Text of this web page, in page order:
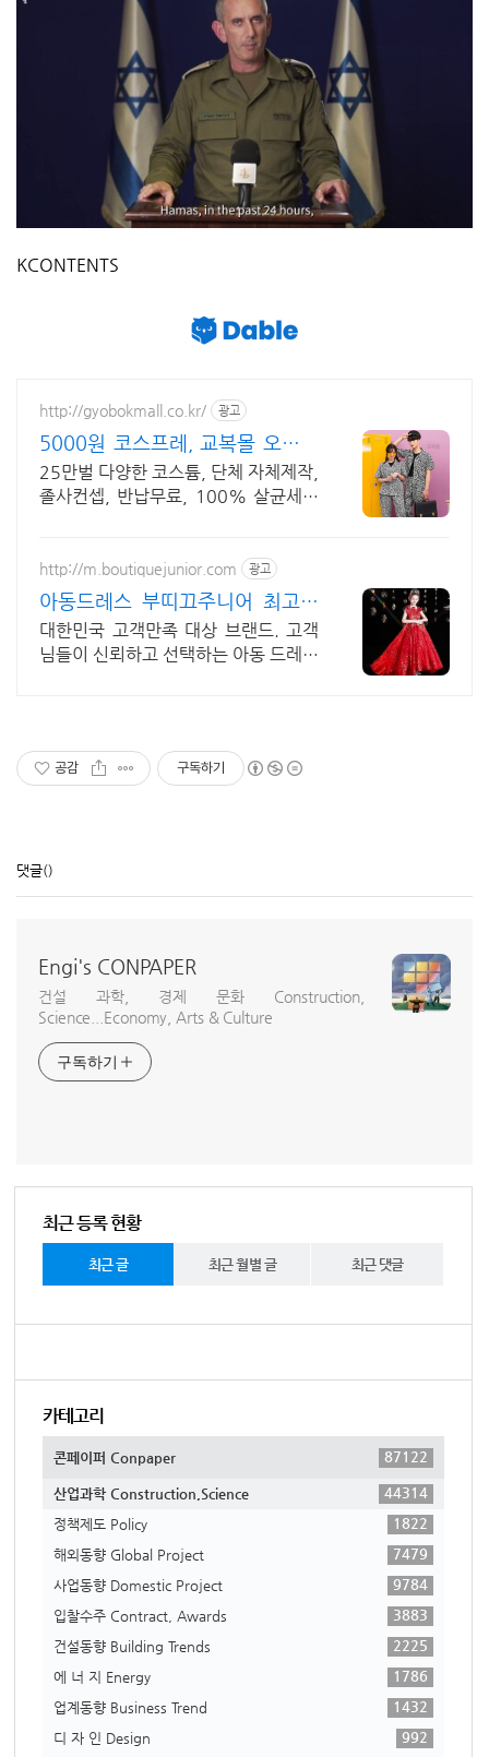
KCONTENTS
http://gyobokmall.co.kr/ 광고
5000원 코스프레, 교복몰 오늘배
송 당일도착 택배대여
25만벌 다양한 코스튬, 단체 자체제작,
졸사컨셉, 반납무료, 100% 살균세탁
료
http://m.boutiquejunior.com 광고
아동드레스 부띠끄주니어 최고의
만족, 최고의 퀄리티
대한민국 고객만족 대상 브랜드. 고객
님들이 신뢰하고 선택하는 아동 드레스
공감 구독하기
댓글()
Engi's CONPAPER
건설 과학, 경제 문화 Construction,
Science...Economy, Arts & Culture
구독하기
최근 등록 현황
최근 글 최근 월별 글 최근 댓글
카테고리
콘페이퍼 Conpaper 87122
산업과학 Construction,Science
44314
정책제도 Policy
1822
해외동향 Global Project
7479
사업동향 Domestic Project
9784
입찰수주 Contract, Awards
3883
건설동향 Building Trends
2225
에 너 지 Energy
1786
업계동향 Business Trend
1432
디 자 인 Design
992